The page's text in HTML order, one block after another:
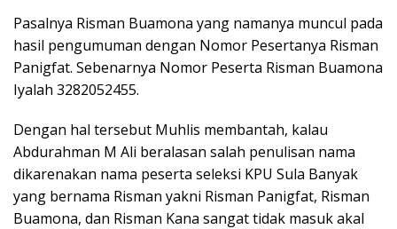
Pasalnya Risman Buamona yang namanya muncul pada
hasil pengumuman dengan Nomor Pesertanya Risman
Panigfat. Sebenarnya Nomor Peserta Risman Buamona
Iyalah 3282052455.
Dengan hal tersebut Muhlis membantah, kalau
Abdurahman M Ali beralasan salah penulisan nama
dikarenakan nama peserta seleksi KPU Sula Banyak
yang bernama Risman yakni Risman Panigfat, Risman
Buamona, dan Risman Kana sangat tidak masuk akal